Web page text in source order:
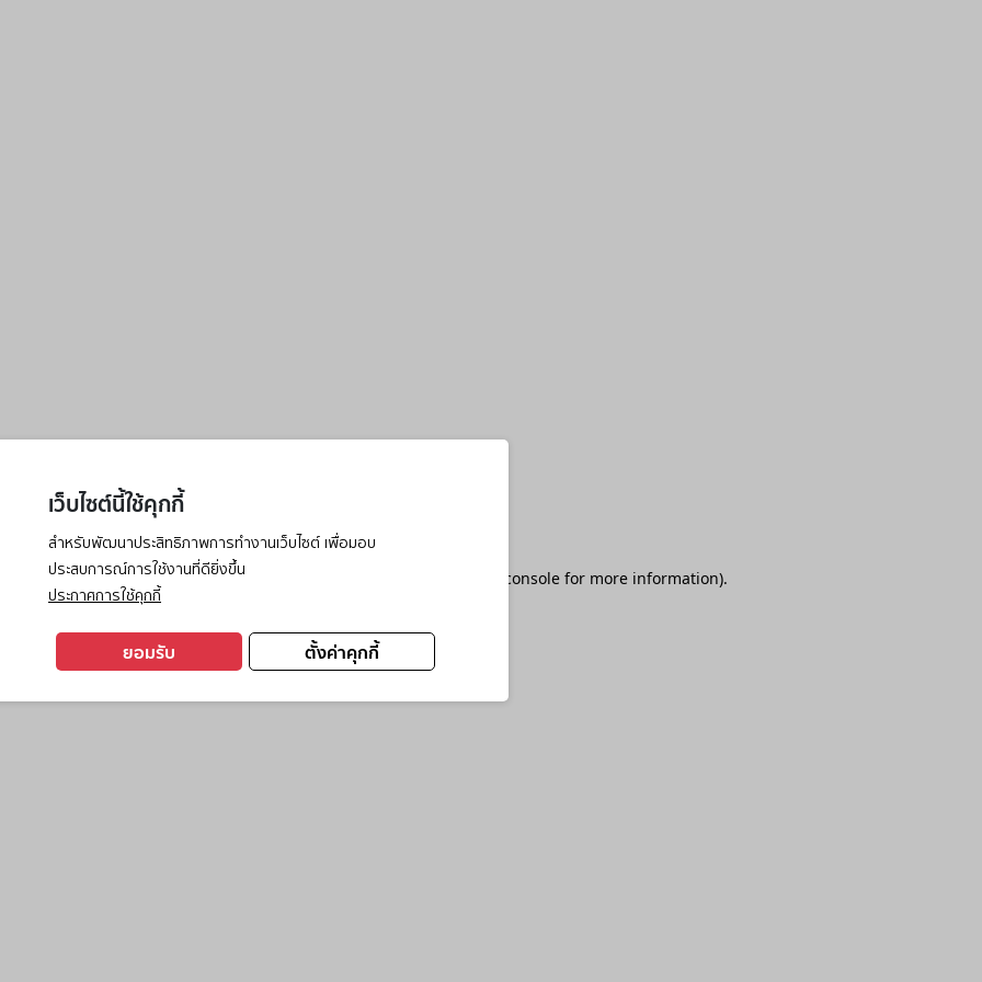
เว็บไซต์นี้ใช้คุกกี้
สำหรับพัฒนาประสิทธิภาพการทำงานเว็บไซต์ เพื่อมอบ
ประสบการณ์การใช้งานที่ดียิ่งขึ้น
ประกาศการใช้คุกกี้
ตั้งค่าคุกกี้
ยอมรับ
has occurred while loading browser console for more information).